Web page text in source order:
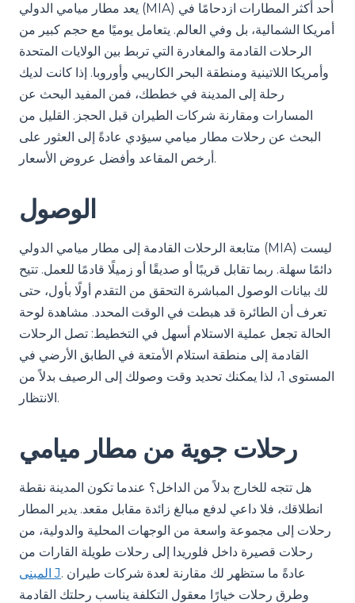
يعد مطار ميامي الدولي (MIA) أحد أكثر المطارات ازدحامًا في
أمريكا الشمالية، بل وفي العالم. يتعامل يوميًا مع حجم كبير من
الرحلات القادمة والمغادرة التي تربط بين الولايات المتحدة
وأمريكا اللاتينية ومنطقة البحر الكاريبي وأوروبا. إذا كانت لديك
رحلة إلى المدينة في خططك، فمن المفيد البحث عن
المسارات ومقارنة شركات الطيران قبل الحجز. القليل من
البحث عن رحلات مطار ميامي سيؤدي عادةً إلى العثور على
أرخص المقاعد وأفضل عروض الأسعار.
الوصول
متابعة الرحلات القادمة إلى مطار ميامي الدولي (MIA) ليست
دائمًا سهلة. ربما تقابل قريبًا أو صديقًا أو زميلًا قادمًا للعمل. تتيح
لك بيانات الوصول المباشرة التحقق من التقدم أولًا بأول، حتى
تعرف أن الطائرة قد هبطت في الوقت المحدد. مشاهدة لوحة
الحالة تجعل عملية الاستلام أسهل في التخطيط: تصل الرحلات
القادمة إلى منطقة استلام الأمتعة في الطابق الأرضي في
المستوى 1، لذا يمكنك تحديد وقت وصولك إلى الرصيف بدلاً من
الانتظار.
رحلات جوية من مطار ميامي
هل تتجه للخارج بدلاً من الداخل؟ عندما تكون المدينة نقطة
انطلاقك، فلا داعي لدفع مبالغ زائدة مقابل مقعد. يدير المطار
رحلات إلى مجموعة واسعة من الوجهات المحلية والدولية، من
رحلات قصيرة داخل فلوريدا إلى رحلات طويلة القارات من
المبنى J. عادةً ما ستظهر لك مقارنة لعدة شركات طيران
وطرق رحلات خيارًا معقول التكلفة يناسب رحلتك القادمة